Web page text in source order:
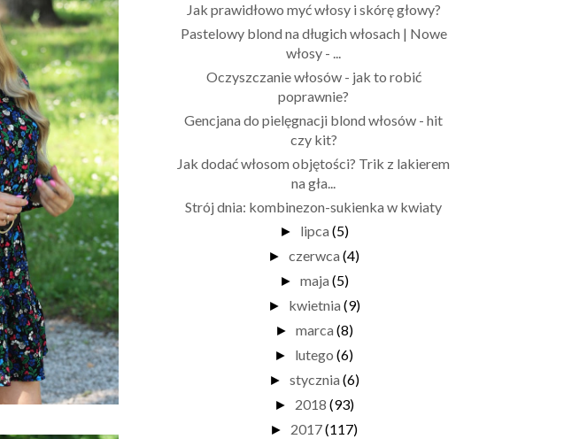
Jak prawidłowo myć włosy i skórę głowy?
Pastelowy blond na długich włosach | Nowe
włosy - ...
Oczyszczanie włosów - jak to robić
poprawnie?
Gencjana do pielęgnacji blond włosów - hit
czy kit?
Jak dodać włosom objętości? Trik z lakierem
na gła...
Strój dnia: kombinezon-sukienka w kwiaty
► lipca (5)
► czerwca (4)
► maja (5)
► kwietnia (9)
► marca (8)
► lutego (6)
► stycznia (6)
► 2018 (93)
► 2017(117)